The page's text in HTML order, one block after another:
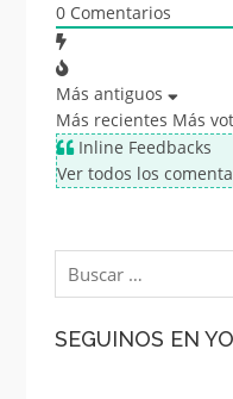
0Comentarios
Más antiguos
Más recientes Más
Inline Feedbacks
Ver todos los
Buscar:
SEGUINOS EN